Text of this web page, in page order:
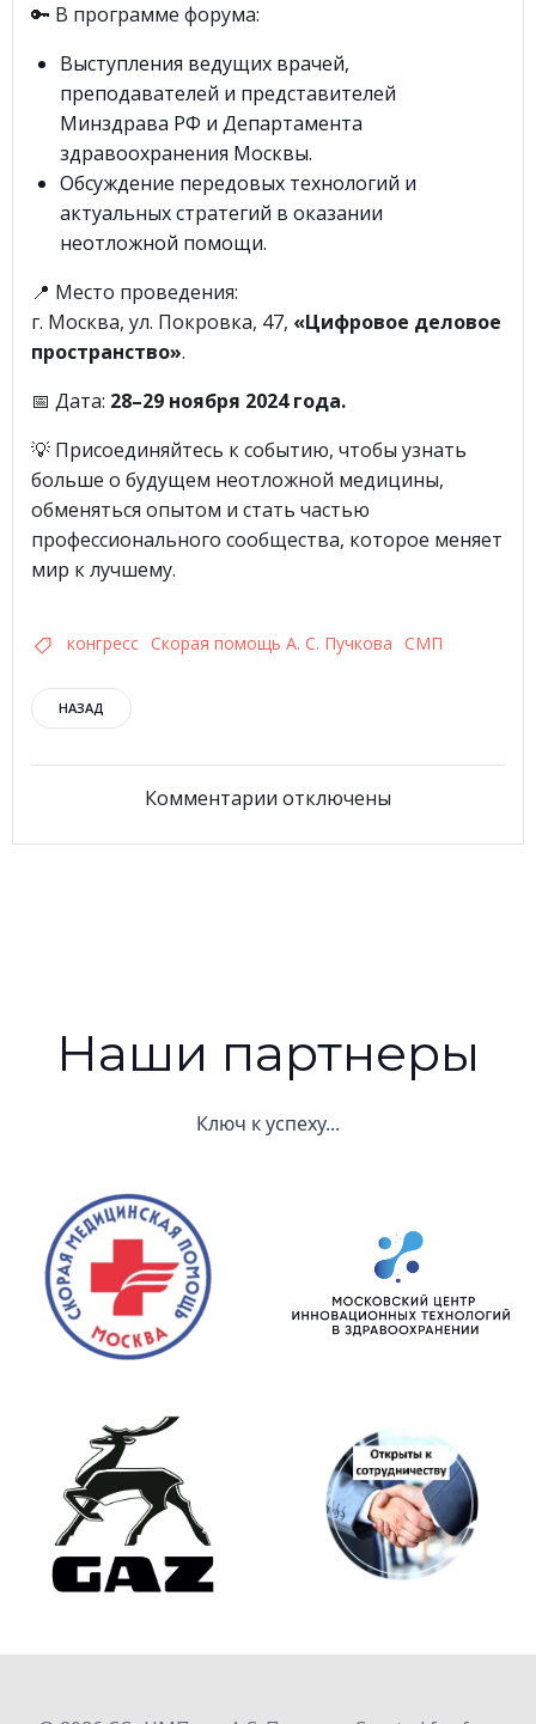
🔑 В программе форума:
Выступления ведущих врачей,
преподавателей и представителей
Минздрава РФ и Департамента
здравоохранения Москвы.
Обсуждение передовых технологий и
актуальных стратегий в оказании
неотложной помощи.
📍 Место проведения:
г. Москва, ул. Покровка, 47, «Цифровое деловое
пространство».
📅 Дата: 28–29 ноября 2024 года.
💡 Присоединяйтесь к событию, чтобы узнать
больше о будущем неотложной медицины,
обменяться опытом и стать частью
профессионального сообщества, которое меняет
мир к лучшему.
конгресс Скорая помощь А. С. Пучкова СМП
Навигация
по
записям
НАЗАД
Комментарии отключены
Наши партнеры
Ключ к успеху...